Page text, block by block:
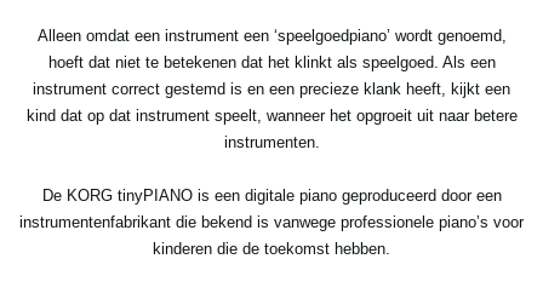
Alleen omdat een instrument een ‘speelgoedpiano’ wordt genoemd,
hoeft dat niet te betekenen dat het klinkt als speelgoed. Als een
instrument correct gestemd is en een precieze klank heeft, kijkt een
kind dat op dat instrument speelt, wanneer het opgroeit uit naar betere
instrumenten.
De KORG tinyPIANO is een digitale piano geproduceerd door een
instrumentenfabrikant die bekend is vanwege professionele piano’s voor
kinderen die de toekomst hebben.